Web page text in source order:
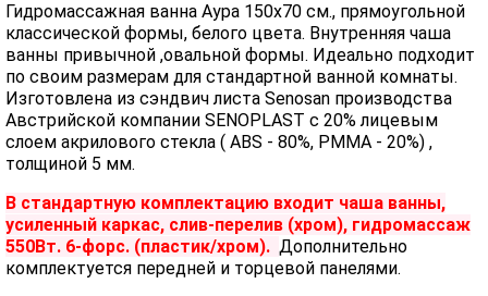
Гидромассажная ванна Аура 150х70 см., прямоугольной
классической формы, белого цвета. Внутренняя чаша
ванны привычной ,овальной формы. Идеально подходит
по своим размерам для стандартной ванной комнаты.
Изготовлена из сэндвич листа Senosan производства
Австрийской компании SENOPLAST c 20% лицевым
слоем акрилового стекла ( ABS - 80%, PMMA - 20%) ,
толщиной 5 мм.
В стандартную комплектацию входит чаша ванны,
усиленный каркас, слив-перелив (хром), гидромассаж
550Вт. 6-форс. (пластик/хром). Дополнительно
комплектуется передней и торцевой панелями.